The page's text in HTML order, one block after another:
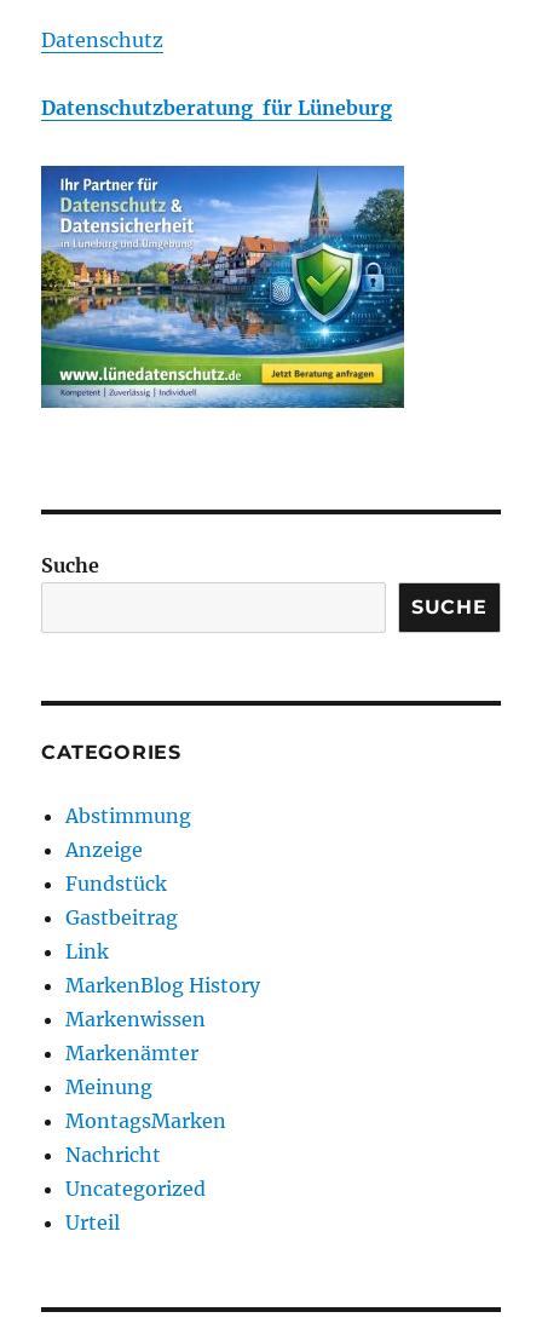
Datenschutz
Datenschutzberatung für Lüneburg
Suche
SUCHE
CATEGORIES
Abstimmung
Anzeige
Fundstück
Gastbeitrag
Link
MarkenBlog History
Markenwissen
Markenämter
Meinung
MontagsMarken
Nachricht
Uncategorized
Urteil